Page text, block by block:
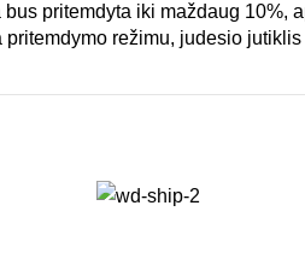
pritemdyta iki maždaug 10%,
režimu, judesio